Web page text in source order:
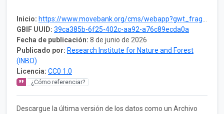
Inicio: https://www.movebank.org/cms/webapp?gwt_fragment=page=studies,path=study1258895879
GBIF UUID: 39ca385b-6f25-402c-aa92-a76c89ecda0a
Fecha de publicación: 8 de junio de 2026
Publicado por: Research Institute for Nature and Forest
(INBO)
Licencia: CC0 1.0
¿Cómo referenciar?
Descargue la última versión de los datos como un Archivo